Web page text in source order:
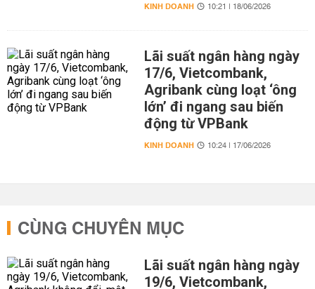
KINH DOANH 10:21 | 18/06/2026
Lãi suất ngân hàng ngày
17/6, Vietcombank,
Agribank cùng loạt ‘ông
lớn’ đi ngang sau biến
động từ VPBank
KINH DOANH 10:24 | 17/06/2026
CÙNG CHUYÊN MỤC
Lãi suất ngân hàng ngày
19/6, Vietcombank,